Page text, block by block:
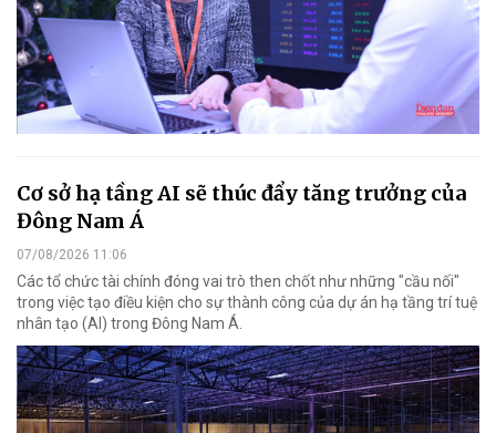
Cơ sở hạ tầng AI sẽ thúc đẩy tăng trưởng của
Đông Nam Á
07/08/2026 11:06
Các tổ chức tài chính đóng vai trò then chốt như những "cầu nối"
trong việc tạo điều kiện cho sự thành công của dự án hạ tầng trí tuệ
nhân tạo (AI) trong Đông Nam Á.